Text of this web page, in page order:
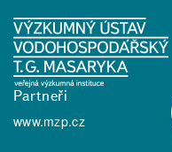
Partneři
www.mzp.cz